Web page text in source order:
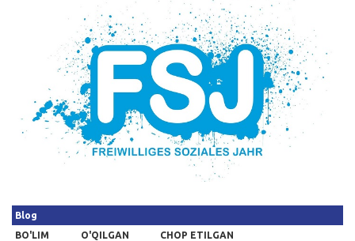
Blog
BO'LIM
O'QILGAN
CHOP ETILGAN